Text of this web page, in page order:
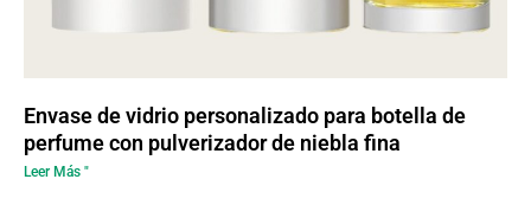
Envase de vidrio personalizado para botella de
perfume con pulverizador de niebla fina
Leer Más "